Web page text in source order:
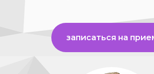
записаться на